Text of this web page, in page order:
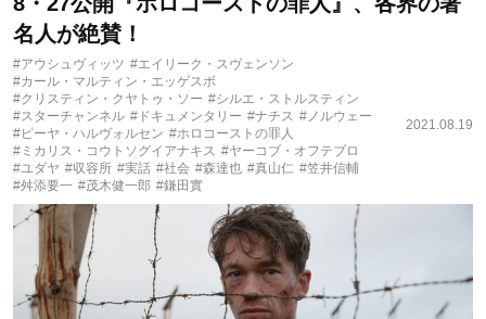
名人が絶賛！
#アウシュヴィッツ #エイリーク・スヴェンソン
#カール・マルティン・エッゲスボ
#クリスティン・クヤトゥ・ソー #シルエ・ストルスティン
#スターチャンネル #ドキュメンタリー #ナチス #ノルウェー
#ピーヤ・ハルヴォルセン #ホロコーストの罪人
#ミカリス・コウトソグイアナキス #ヤーコブ・オフテブロ
#ユダヤ #収容所 #実話 #社会 #森達也 #真山仁 #笠井信輔
#舛添要一 #茂木健一郎 #鎌田實
2021.08.19